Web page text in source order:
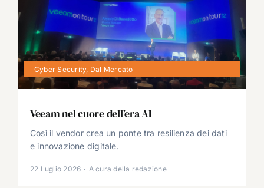
Cyber Security, Dal Mercato
Veeam nel cuore dell’era AI
Così il vendor crea un ponte tra resilienza dei dati
e innovazione digitale.
22 Luglio 2026 · A cura della redazione